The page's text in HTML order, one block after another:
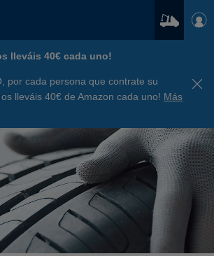
lleváis 40€ cada uno!
por cada persona que contrate su
lleváis 40€ de Amazon cada uno! Más